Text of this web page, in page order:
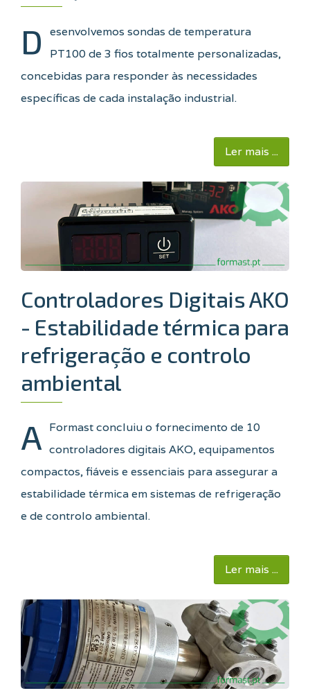
D
esenvolvemos sondas de temperatura
PT100 de 3 fios totalmente personalizadas,
concebidas para responder às necessidades
específicas de cada instalação industrial.
Ler mais ...
Controladores Digitais AKO
- Estabilidade térmica para
refrigeração e controlo
ambiental
A Formast concluiu o fornecimento de 10
controladores digitais AKO, equipamentos
compactos, fiáveis e essenciais para assegurar a
estabilidade térmica em sistemas de refrigeração
e de controlo ambiental.
Ler mais ...